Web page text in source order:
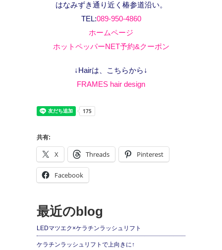
はなみずき通り近く椿参道沿い。
TEL:089-950-4860
ホームページ
ホットペッパーNET予約&クーポン
↓Hairは、こちらから↓
FRAMES hair design
共有:
X Threads Pinterest
Facebook
最近のblog
LEDマツエク×ケラチンラッシュリフト
ケラチンラッシュリフトで上向きに↑